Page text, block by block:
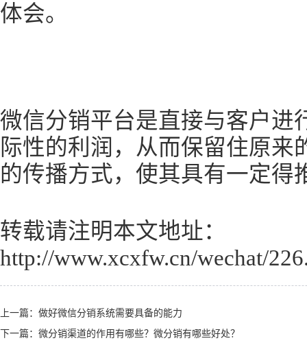
体会。
微信分销平台是直接与客户进
际性的利润，从而保留住原来
的传播方式，使其具有一定得
转载请注明本文地址：
http://www.xcxfw.cn/wechat/
上一篇： 做好微信分销系统需要具备的能力
下一篇： 微分销渠道的作用有哪些？微分销有哪些好处？